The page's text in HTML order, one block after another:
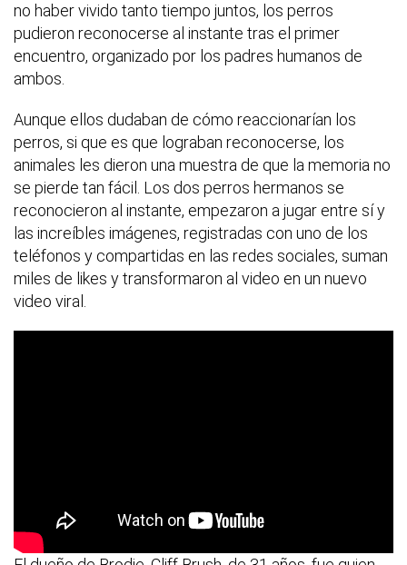
no haber vivido tanto tiempo juntos, los perros
pudieron reconocerse al instante tras el primer
encuentro, organizado por los padres humanos de
ambos.
Aunque ellos dudaban de cómo reaccionarían los
perros, si que es que lograban reconocerse, los
animales les dieron una muestra de que la memoria no
se pierde tan fácil. Los dos perros hermanos se
reconocieron al instante, empezaron a jugar entre sí y
las increíbles imágenes, registradas con uno de los
teléfonos y compartidas en las redes sociales, suman
miles de likes y transformaron al video en un nuevo
video viral.